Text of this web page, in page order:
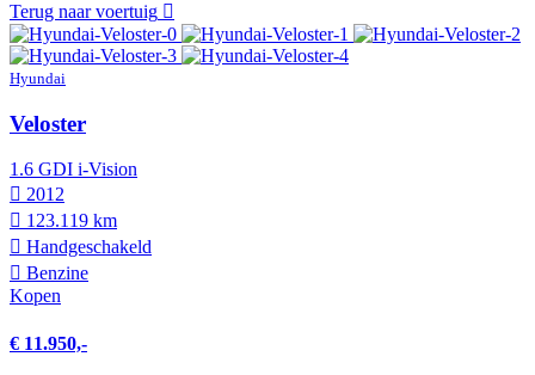
Terug naar voertuig
Hyundai
Veloster
1.6 GDI i-Vision
2012
123.119 km
Hand­geschakeld
Benzine
Kopen
€ 11.950,-